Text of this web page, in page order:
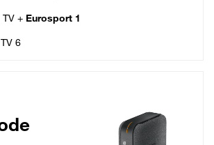
+ Eurosport 1
6
Fibre_18_26